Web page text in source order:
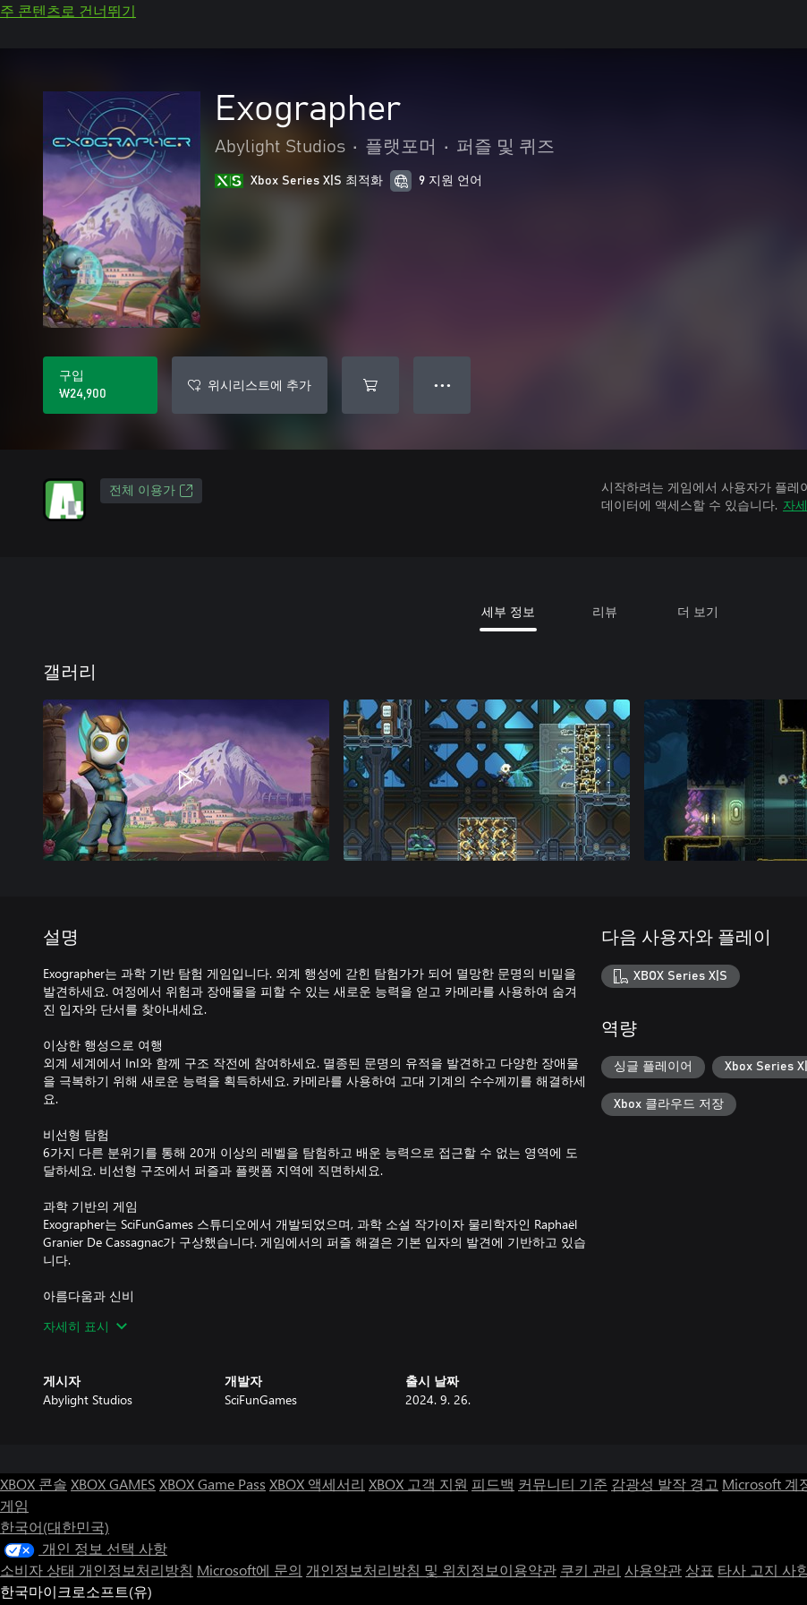
주 콘텐츠로 건너뛰기
Exographer
Abylight Studios • 플랫포머 • 퍼즐 및 퀴즈
Xbox Series X|S 최적화 9 지원 언어
구입
₩24,900
위시리스트에 추가 ● ● ●
전체 이용가
시작하려는 게임에서 사용자가 플레
데이터에 액세스할 수 있습니다. 자
세부 정보 리뷰 더 보기
갤러리
설명
Exographer는 과학 기반 탐험 게임입니다. 외계 행성에 갇힌 탐험가가 되어 멸망한 문명의 비밀을
발견하세요. 여정에서 위험과 장애물을 피할 수 있는 새로운 능력을 얻고 카메라를 사용하여 숨겨
진 입자와 단서를 찾아내세요.
이상한 행성으로 여행
외계 세계에서 InI와 함께 구조 작전에 참여하세요. 멸종된 문명의 유적을 발견하고 다양한 장애물
을 극복하기 위해 새로운 능력을 획득하세요. 카메라를 사용하여 고대 기계의 수수께끼를 해결하세
요.
비선형 탐험
6가지 다른 분위기를 통해 20개 이상의 레벨을 탐험하고 배운 능력으로 접근할 수 없는 영역에 도
달하세요. 비선형 구조에서 퍼즐과 플랫폼 지역에 직면하세요.
과학 기반의 게임
Exographer는 SciFunGames 스튜디오에서 개발되었으며, 과학 소설 작가이자 물리학자인 Raphaël
Granier De Cassagnac가 구상했습니다. 게임에서의 퍼즐 해결은 기본 입자의 발견에 기반하고 있습
니다.
아름다움과 신비
Yan Van Der Cruissen(Stray)가 작곡한 사운드 트랙을 즐기세요.
자세히 표시
게시자
Abylight Studios
개발자
SciFunGames
출시 날짜
2024. 9. 26.
다음 사용자와 플레이
XBOX Series X|S
역량
싱글 플레이어 Xbox Series
Xbox 클라우드 저장
XBOX 콘솔 XBOX GAMES XBOX Game Pass XBOX 액세서리 XBOX 고객 지원 피드백 커뮤니티 기준 감광성 발작 경고 Microsoft 계
게임
한국어(대한민국)
개인 정보 선택 사항
소비자 상태 개인정보처리방침 Microsoft에 문의 개인정보처리방침 및 위치정보이용약관 쿠키 관리 사용약관 상표 타사 고지 사
한국마이크로소프트(유)